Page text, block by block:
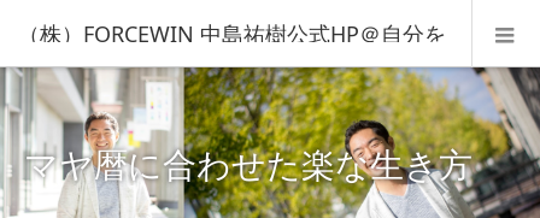
（株）FORCEWIN 中島祐樹公式HP＠自分を
知って人生を変える！
マヤ暦に合わせた楽な生き方